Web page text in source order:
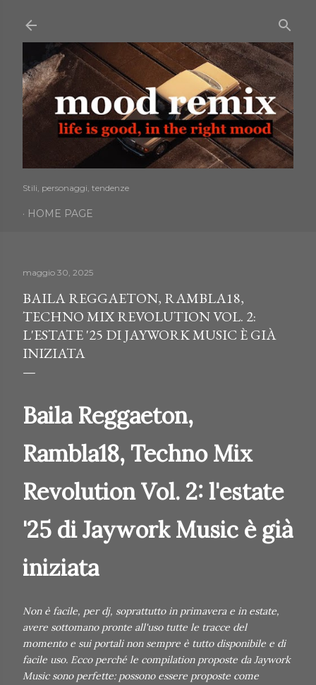
Stili, personaggi, tendenze
HOME PAGE
maggio 30, 2025
BAILA REGGAETON, RAMBLA18,
TECHNO MIX REVOLUTION VOL. 2:
L'ESTATE '25 DI JAYWORK MUSIC È GIÀ
INIZIATA
Baila Reggaeton,
Rambla18, Techno Mix
Revolution Vol. 2: l'estate
'25 di Jaywork Music è già
iniziata
Non è facile, per dj, soprattutto in primavera e in estate,
avere sottomano pronte all'uso tutte le tracce del
momento e sui portali non sempre è tutto disponibile e di
facile uso. Ecco perché le compilation proposte da Jaywork
Music sono perfette: possono essere proposte come